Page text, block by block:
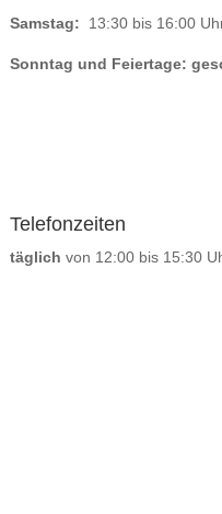
Samstag: 13:30 bis 16:00
Sonntag und Feiertage:
Telefonzeiten
täglich von 12:00 bis 15:30